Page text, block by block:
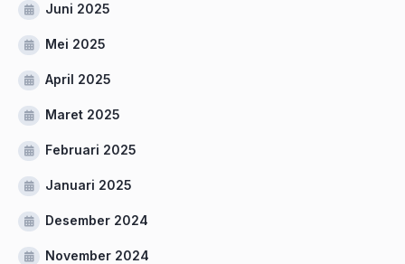
Juni 2025
Mei 2025
April 2025
Maret 2025
Februari 2025
Januari 2025
Desember 2024
November 2024